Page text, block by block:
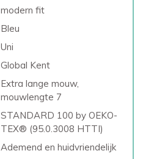
modern fit
Bleu
Uni
Global Kent
Extra lange mouw,
mouwlengte 7
STANDARD 100 by OEKO-
TEX® (95.0.3008 HTTI)
Ademend en huidvriendelijk